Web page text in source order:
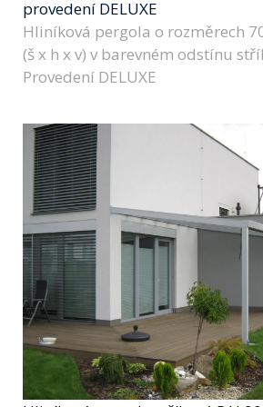
provedení DELUXE
Hliníková pergola o rozměrech
(š x h x v) v barevném odstínu
Provedení DELUXE